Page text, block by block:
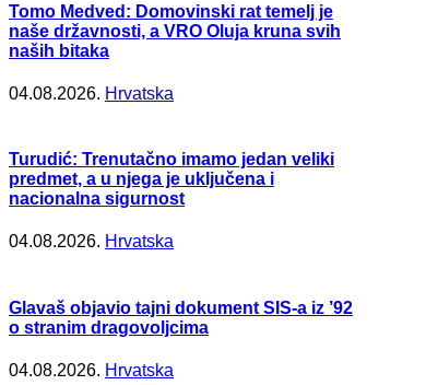
Tomo Medved: Domovinski rat temelj je
naše državnosti, a VRO Oluja kruna svih
naših bitaka
04.08.2026. Hrvatska
Turudić: Trenutačno imamo jedan veliki
predmet, a u njega je uključena i
nacionalna sigurnost
04.08.2026. Hrvatska
Glavaš objavio tajni dokument SIS-a iz ’92
o stranim dragovoljcima
04.08.2026. Hrvatska